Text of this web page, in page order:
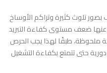
تلوث كثيرة وتراكم الأوساخ
عنها ضعف مستوى كفاءة التبريد
ملحوظة، طبقًا لهذا يجب الحرص
حتى تتمتع بكفاءة التشغيل